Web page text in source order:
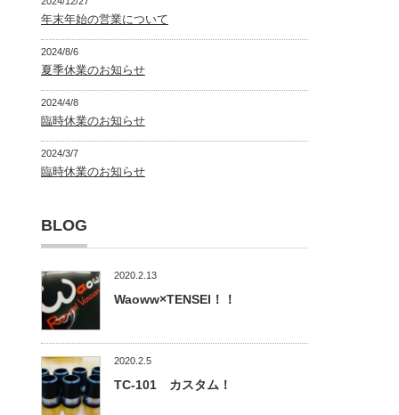
年末年始の営業について
2024/8/6
夏季休業のお知らせ
2024/4/8
臨時休業のお知らせ
2024/3/7
臨時休業のお知らせ
BLOG
2020.2.13
Waoww×TENSEI！！
2020.2.5
TC-101 カスタム！